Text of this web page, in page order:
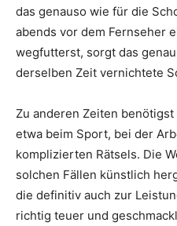
das genauso wie für die
abends vor dem Fernseher
wegfutterst, sorgt das
derselben Zeit vernichtete
Zu anderen Zeiten
etwa beim Sport, bei der
komplizierten Rätsels. Die
solchen Fällen künstlich
die definitiv auch zur
richtig teuer und